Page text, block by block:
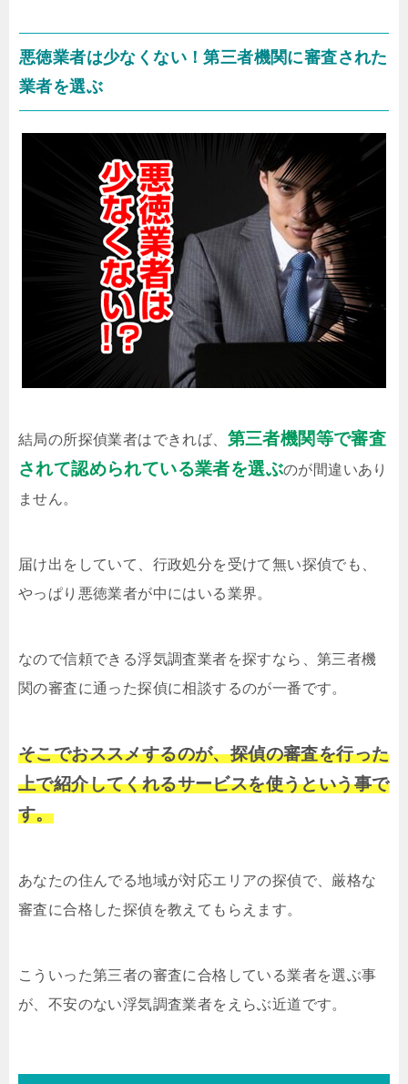
悪徳業者は少なくない！第三者機関に審査された
業者を選ぶ
結局の所探偵業者はできれば、 第三者機関等で審査
されて認められている業者を選ぶのが間違いあり
ません。
届け出をしていて、行政処分を受けて無い探偵でも、
やっぱり悪徳業者が中にはいる業界。
なので信頼できる浮気調査業者を探すなら、第三者機
関の審査に通った探偵に相談するのが一番です。
そこでおススメするのが、探偵の審査を行った
上で紹介してくれるサービスを使うという事で
す。
あなたの住んでる地域が対応エリアの探偵で、厳格な
審査に合格した探偵を教えてもらえます。
こういった第三者の審査に合格している業者を選ぶ事
が、不安のない浮気調査業者をえらぶ近道です。